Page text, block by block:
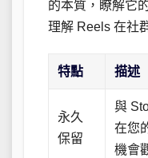
的本質，瞭解它
理解 Reels 在社
特點 描述
永久
保留
與
在您
機會